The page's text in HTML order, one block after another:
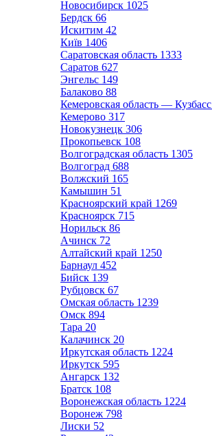
Новосибирск 1025
Бердск 66
Искитим 42
Київ 1406
Саратовская область 1333
Саратов 627
Энгельс 149
Балаково 88
Кемеровская область — Кузбасс
Кемерово 317
Новокузнецк 306
Прокопьевск 108
Волгоградская область 1305
Волгоград 688
Волжский 165
Камышин 51
Красноярский край 1269
Красноярск 715
Норильск 86
Ачинск 72
Алтайский край 1250
Барнаул 452
Бийск 139
Рубцовск 67
Омская область 1239
Омск 894
Тара 20
Калачинск 20
Иркутская область 1224
Иркутск 595
Ангарск 132
Братск 108
Воронежская область 1224
Воронеж 798
Лиски 52